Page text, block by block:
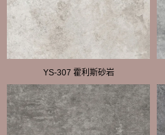
YS-307 霍利斯砂岩